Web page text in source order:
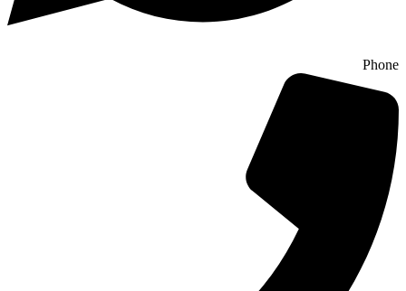
Phone